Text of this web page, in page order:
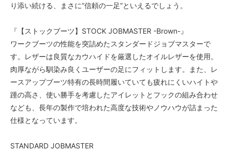
り添い続ける、まさに”信頼の一足”といえるでしょう。
『【ストックブーツ】STOCK JOBMASTER -Brown-』
ワークブーツの性能を突詰めたスタンダードジョブマスターで
す。レザーは良質なカウハイドを厳選したオイルレザーを使用。
肉厚ながら馴染み良くユーザーの足にフィットします。また、レ
ースアップブーツ特有の長時間履いていても疲れにくいハイトや
踵の高さ、使い勝手を考慮したアイレットとフックの組み合わせ
なども、長年の製作で培われた高度な技術やノウハウが詰まった
仕様となっています。
STANDARD JOBMASTER